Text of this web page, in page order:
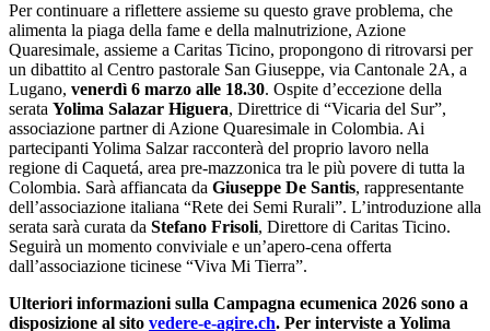
Per continuare a riflettere assieme su questo grave problema, che
alimenta la piaga della fame e della malnutrizione, Azione
Quaresimale, assieme a Caritas Ticino, propongono di ritrovarsi per
un dibattito al Centro pastorale San Giuseppe, via Cantonale 2A, a
Lugano, venerdì 6 marzo alle 18.30. Ospite d’eccezione della
serata Yolima Salazar Higuera, Direttrice di “Vicaria del Sur”,
associazione partner di Azione Quaresimale in Colombia. Ai
partecipanti Yolima Salzar racconterà del proprio lavoro nella
regione di Caquetá, area pre-mazzonica tra le più povere di tutta la
Colombia. Sarà affiancata da Giuseppe De Santis, rappresentante
dell’associazione italiana “Rete dei Semi Rurali”. L’introduzione alla
serata sarà curata da Stefano Frisoli, Direttore di Caritas Ticino.
Seguirà un momento conviviale e un’apero-cena offerta
dall’associazione ticinese “Viva Mi Tierra”.
Ulteriori informazioni sulla Campagna ecumenica 2026 sono a
disposizione al sito vedere-e-agire.ch. Per interviste a Yolima